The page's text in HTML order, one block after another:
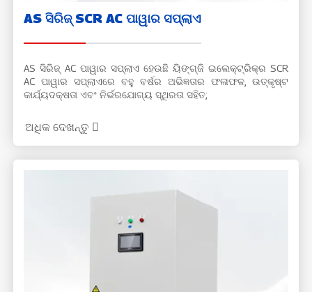
AS ସିରିଜ୍ SCR AC ପାୱାର ସପ୍ଲାଏ
AS ସିରିଜ୍ AC ପାୱାର ସପ୍ଲାଏ ହେଉଛି ୟିଙ୍ଗ୍ଜି ଇଲେକ୍ଟ୍ରିକ୍‌ର SCR
AC ପାୱାର ସପ୍ଲାଏରେ ବହୁ ବର୍ଷର ଅଭିଜ୍ଞତାର ଫଳାଫଳ, ଉତ୍କୃଷ୍ଟ
କାର୍ଯ୍ୟଦକ୍ଷତା ଏବଂ ନିର୍ଭରଯୋଗ୍ୟ ସ୍ଥିରତା ସହିତ;
ଶିଳ୍ପ ବୈଦ୍ୟୁତିକ ଚୁଲି, ସ୍ଫଟିକ ବୃଦ୍ଧି, ବାୟୁ ପୃଥକୀକରଣ ଏବଂ
ଅନ୍ୟାନ୍ୟ ଶିଳ୍ପରେ ବହୁଳ ଭାବରେ ବ୍ୟବହୃତ ହୁଏ।
ଅଧିକ ଦେଖନ୍ତୁ